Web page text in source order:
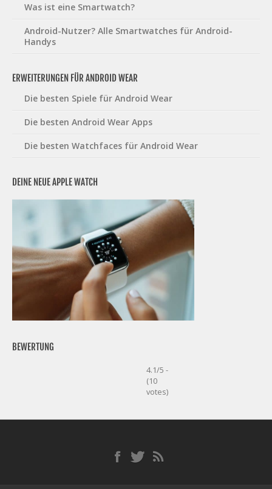
Was ist eine Smartwatch?
Android-Nutzer? Alle Smartwatches für Android-
Handys
ERWEITERUNGEN FÜR ANDROID WEAR
Die besten Spiele für Android Wear
Die besten Android Wear Apps
Die besten Watchfaces für Android Wear
DEINE NEUE APPLE WATCH
BEWERTUNG
4.1/5 -
(10
votes)